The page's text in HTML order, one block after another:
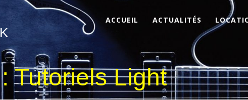
ACCUEIL ACTUALITÉS
:Tutoriels Light